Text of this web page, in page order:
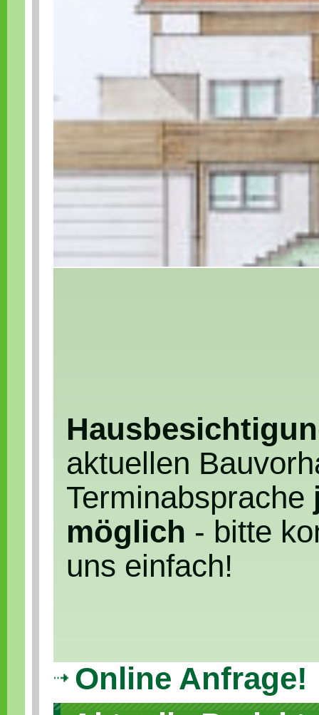
aktuellen
Terminabsprache
möglich - bitte
uns einfach!
Online Anfrage!